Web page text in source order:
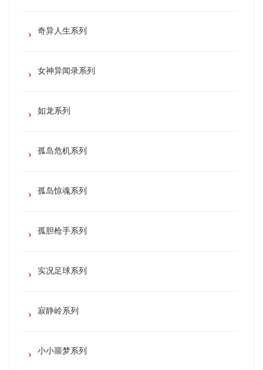
奇异人生系列
女神异闻录系列
如龙系列
孤岛危机系列
孤岛惊魂系列
孤胆枪手系列
实况足球系列
寂静岭系列
小小噩梦系列